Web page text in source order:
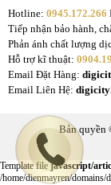
Hotline: 0945.172.266
Tiếp nhận bảo hành,
Phản ánh chất lượng
Hỗ trợ kĩ thuật:
Email Đặt Hàng:
Email Liên Hệ:
Bản quyền
Template filejavascript/
/home/dienmayren/